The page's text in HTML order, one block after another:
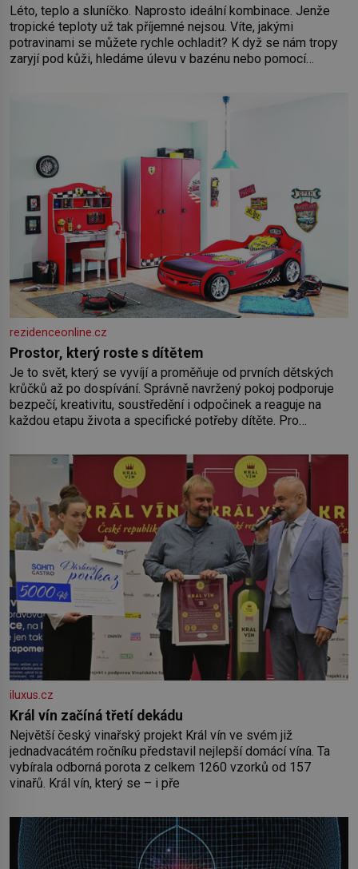
Léto, teplo a sluníčko. Naprosto ideální kombinace. Jenže
tropické teploty už tak příjemné nejsou. Víte, jakými
potravinami se můžete rychle ochladit? K dyž se nám tropy
zaryjí pod kůži, hledáme úlevu v bazénu nebo pomocí
rezidenceonline.cz
Prostor, který roste s dítětem
Je to svět, který se vyvíjí a proměňuje od prvních dětských
krůčků až po dospívání. Správně navržený pokoj podporuje
bezpečí, kreativitu, soustředění i odpočinek a reaguje na
každou etapu života a specifické potřeby dítěte. Pro
by pokoj miminka měl působit především klidně a útulně.
Předškolní věk je
iluxus.cz
Král vín začíná třetí dekádu
Největší český vinařský projekt Král vín ve svém již
jednadvacátém ročníku představil nejlepší domácí vína. Ta
vybírala odborná porota z celkem 1260 vzorků od 157
vinařů. Král vín, který se – i pře